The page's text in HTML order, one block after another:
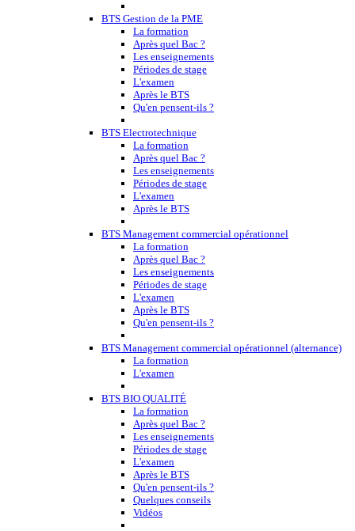
BTS Gestion de la PME
La formation
Après quel Bac ?
Les enseignements
Périodes de stage
L'examen
Après le BTS
Qu'en pensent-ils ?
BTS Electrotechnique
La formation
Après quel Bac ?
Les enseignements
Périodes de stage
L'examen
Après le BTS
BTS Management commercial opérationnel
La formation
Après quel Bac ?
Les enseignements
Périodes de stage
L'examen
Après le BTS
Qu'en pensent-ils ?
BTS Management commercial opérationnel (alternance)
La formation
L'examen
BTS BIO QUALITÉ
La formation
Après quel Bac ?
Les enseignements
Périodes de stage
L'examen
Après le BTS
Qu'en pensent-ils ?
Quelques conseils
Vidéos